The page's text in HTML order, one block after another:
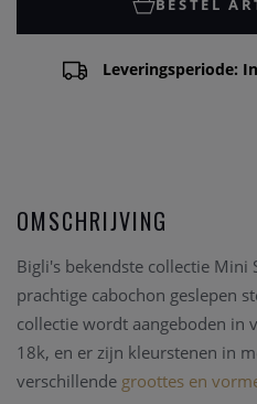
Leveringsperiode:
OMSCHRIJVING
Bigli's bekendste collectie Mini
prachtige cabochon geslepen
collectie wordt aangeboden in
18k, en er zijn kleurstenen in
verschillende groottes en